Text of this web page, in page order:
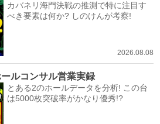
カバネリ海門決戦の推測で特に注目す
べき要素は何か? しのけんが考察!
2026.08.08
ルコンサル営業実録
とある2のホールデータを分析! この台
は5000枚突破率がかなり優秀!?